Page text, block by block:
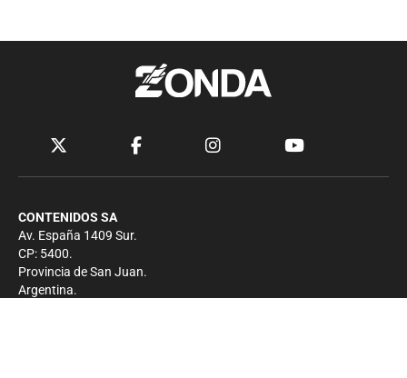
CONTENIDOS SA
Av. España 1409 Sur.
CP: 5400.
Provincia de San Juan.
Argentina.